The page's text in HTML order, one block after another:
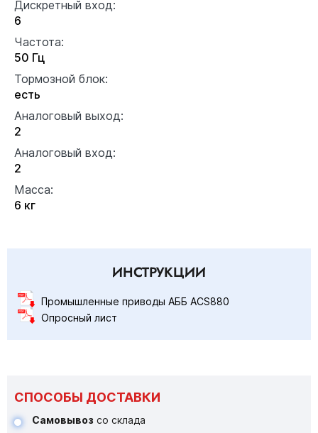
Дискретный вход:
6
Частота:
50 Гц
Тормозной блок:
есть
Аналоговый выход:
2
Аналоговый вход:
2
Масса:
6 кг
ИНСТРУКЦИИ
Промышленные приводы АББ ACS880
Опросный лист
СПОСОБЫ ДОСТАВКИ
Самовывоз со склада